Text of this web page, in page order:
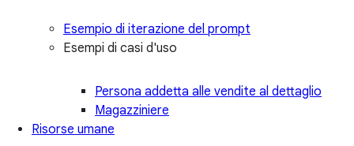
Esempio di iterazione del prompt
Esempi di casi d'uso
Persona addetta alle vendite al dettaglio
Magazziniere
Risorse umane